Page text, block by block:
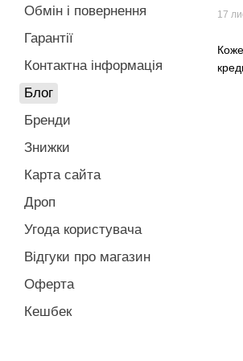
17
Обмін і повернення
Гарантії
Контактна інформація
Блог
Бренди
Знижки
Карта сайта
Дроп
Угода користувача
Відгуки про магазин
Оферта
Кешбек